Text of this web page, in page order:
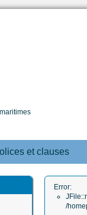
et clauses
Error:
/